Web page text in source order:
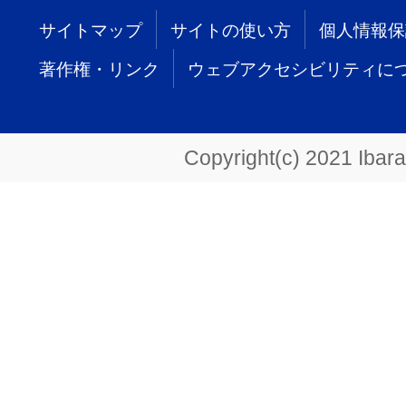
サイトマップ サイトの使い方 個人情報
著作権・リンク ウェブアクセシビリティに
Copyright(c) 2021